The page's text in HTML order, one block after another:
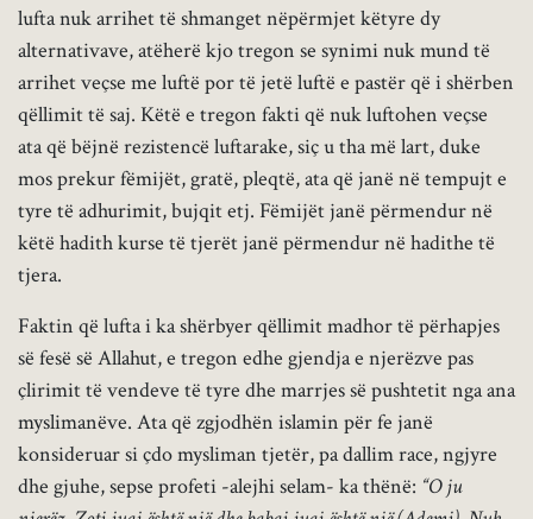
lufta nuk arrihet të shmanget nëpërmjet këtyre dy
alternativave, atëherë kjo tregon se synimi nuk mund të
arrihet veçse me luftë por të jetë luftë e pastër që i shërben
qëllimit të saj. Këtë e tregon fakti që nuk luftohen veçse
ata që bëjnë rezistencë luftarake, siç u tha më lart, duke
mos prekur fëmijët, gratë, pleqtë, ata që janë në tempujt e
tyre të adhurimit, bujqit etj. Fëmijët janë përmendur në
këtë hadith kurse të tjerët janë përmendur në hadithe të
tjera.
Faktin që lufta i ka shërbyer qëllimit madhor të përhapjes
së fesë së Allahut, e tregon edhe gjendja e njerëzve pas
çlirimit të vendeve të tyre dhe marrjes së pushtetit nga ana
myslimanëve. Ata që zgjodhën islamin për fe janë
konsideruar si çdo mysliman tjetër, pa dallim race, ngjyre
dhe gjuhe, sepse profeti -alejhi selam- ka thënë: “O ju